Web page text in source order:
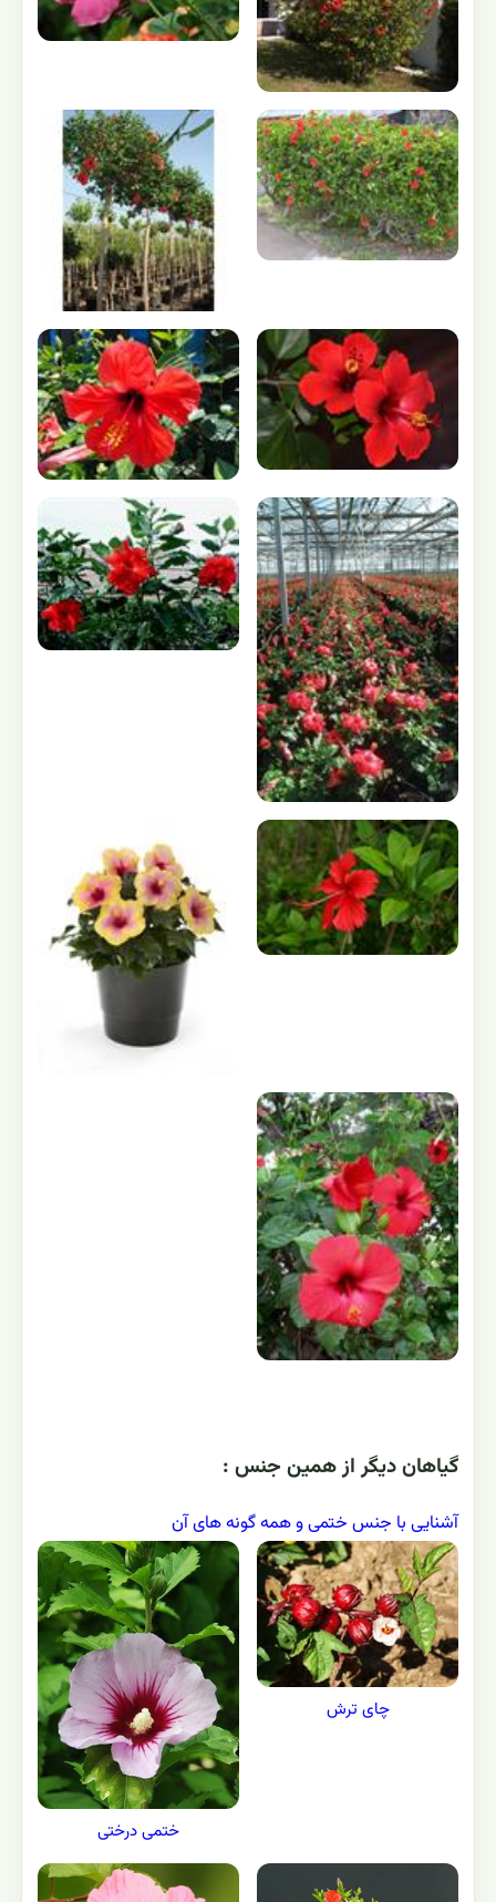
گياهان ديگر از همين جنس :
آشنایی با جنس ختمی و همه گونه های آن
چای ترش
ختمی درختی